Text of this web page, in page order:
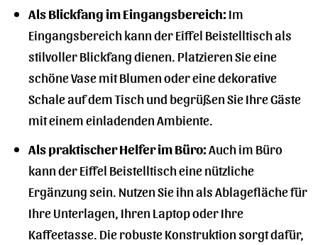
Als Blickfang im Eingangsbereich:Im
Eingangsbereich kann der Eiffel Beistelltisch als
stilvoller Blickfang dienen. Platzieren Sie eine
schöne Vase mit Blumen oder eine dekorative
Schale auf dem Tisch und begrüßen Sie Ihre Gäste
mit einem einladenden Ambiente.
Als praktischer Helfer im Büro:Auch im Büro
kann der Eiffel Beistelltisch eine nützliche
Ergänzung sein. Nutzen Sie ihn als Ablagefläche für
Ihre Unterlagen, Ihren Laptop oder Ihre
Kaffeetasse. Die robuste Konstruktion sorgt dafür,